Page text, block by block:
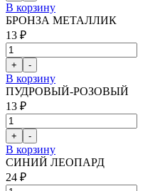
В корзину
БРОНЗА МЕТАЛЛИК
13 ₽
В корзину
ПУДРОВЫЙ-РОЗОВЫЙ
13 ₽
В корзину
СИНИЙ ЛЕОПАРД
24 ₽